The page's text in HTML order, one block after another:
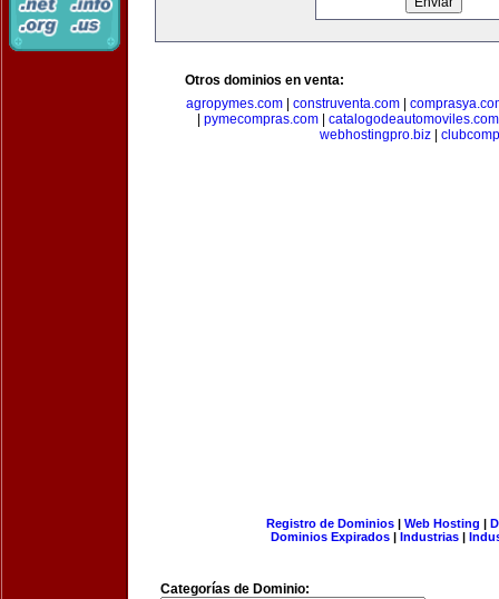
Otros dominios en venta:
agropymes.com| construventa.com|
pymecompras.com| catalogodeautomoviles.com
webhostingpro.biz|
Registro de Dominios| Web Hosting |
Dominios Expirados | Industrias |
Categorías de Dominio: